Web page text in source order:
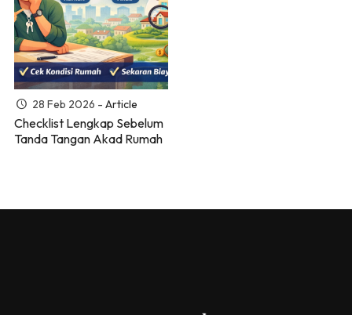
28 Feb 2026 - Article
Checklist Lengkap Sebelum
Tanda Tangan Akad Rumah